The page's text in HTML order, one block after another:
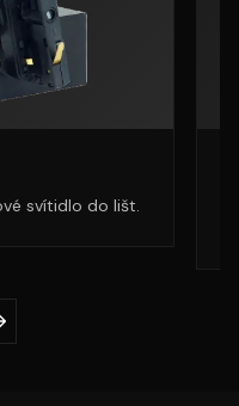
svítidlo do lišt.